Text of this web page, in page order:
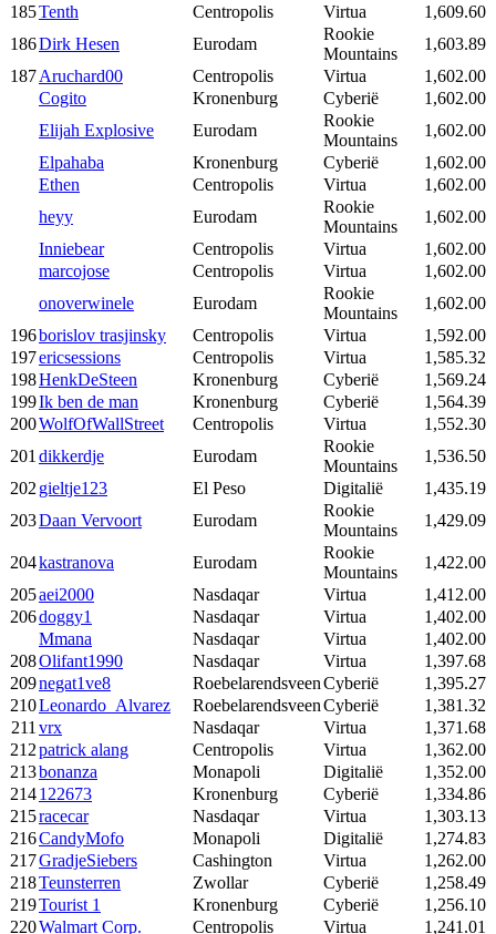
185Tenth Centropolis Virtua
1,609.60
186Dirk Hesen Eurodam
Rookie
Mountains
1,603.89
187Aruchard00 Centropolis Virtua
1,602.00
Cogito
Kronenburg Cyberië
1,602.00
Elijah Explosive
Eurodam
Rookie
Mountains
1,602.00
Elpahaba
Kronenburg Cyberië
1,602.00
Ethen
Centropolis Virtua
1,602.00
heyy
Eurodam
Rookie
Mountains
1,602.00
Inniebear
Centropolis Virtua
1,602.00
marcojose
Centropolis Virtua
1,602.00
onoverwinele
Eurodam
Rookie
Mountains
1,602.00
196borislov trasjinsky Centropolis Virtua
1,592.00
197ericsessions Centropolis Virtua
1,585.32
198HenkDeSteen Kronenburg Cyberië
1,569.24
199Ik ben de man Kronenburg Cyberië
1,564.39
200WolfOfWallStreet Centropolis Virtua
1,552.30
201 dikkerdje Eurodam
Rookie
Mountains
1,536.50
202 gieltje123 El Peso Digitalië
1,435.19
203Daan Vervoort Eurodam
Rookie
Mountains
1,429.09
204kastranova Eurodam
Rookie
Mountains
1,422.00
205aei2000 Nasdaqar Virtua
1,412.00
206doggy1 Nasdaqar Virtua
1,402.00
Mmana
Nasdaqar Virtua
1,402.00
208Olifant1990 Nasdaqar Virtua
1,397.68
209negat1ve8 RoebelarendsveenCyberië
1,395.27
210Leonardo_Alvarez RoebelarendsveenCyberië
1,381.32
211 vrx Nasdaqar Virtua
1,371.68
212patrick alang Centropolis Virtua
1,362.00
213bonanza Monapoli Digitalië
1,352.00
214122673 Kronenburg Cyberië
1,334.86
215racecar Nasdaqar Virtua
1,303.13
216CandyMofo Monapoli Digitalië
1,274.83
217GradjeSiebers Cashington Virtua
1,262.00
218Teunsterren Zwollar Cyberië
1,258.49
219Tourist 1 Kronenburg Cyberië
1,256.10
220Walmart Corp. Centropolis Virtua 1,241.01